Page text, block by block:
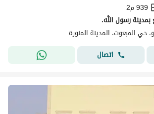
939 م2
بمدينة رسول اللّٰه.
حي المبعوث، المدينة المنورة
اتصال